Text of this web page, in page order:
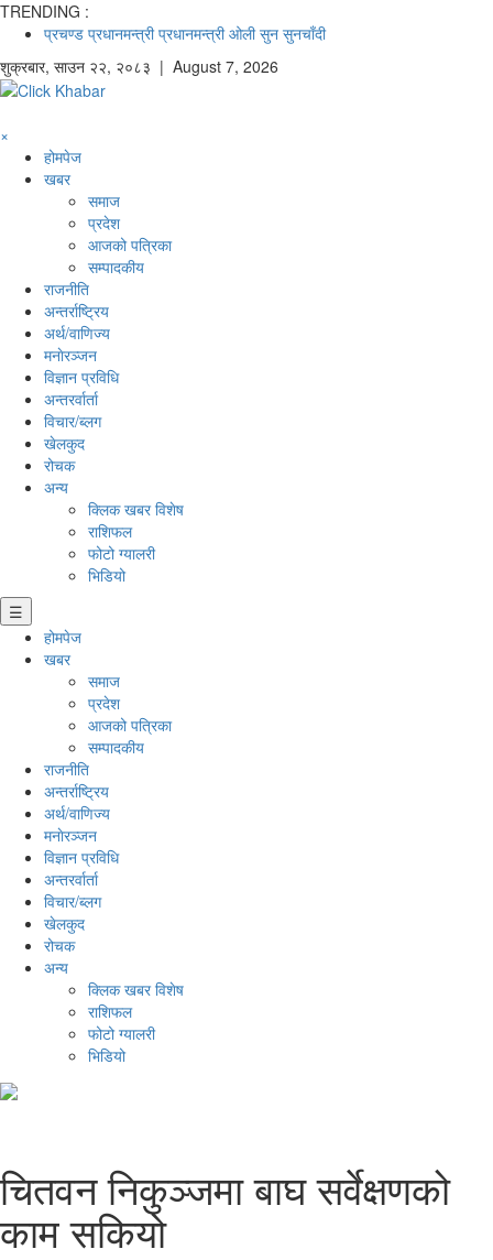
TRENDING :
प्रचण्ड प्रधानमन्त्री प्रधानमन्त्री ओली सुन सुनचाँदी
शुक्रबार, साउन २२, २०८३ | August 7, 2026
×
होमपेज
खबर
समाज
प्रदेश
आजको पत्रिका
सम्पादकीय
राजनीति
अन्तर्राष्ट्रिय
अर्थ/वाणिज्य
मनाेरञ्जन
विज्ञान प्रविधि
अन्तरर्वार्ता
विचार/ब्लग
खेलकुद
रोचक
अन्य
क्लिक खबर विशेष
राशिफल
फोटो ग्यालरी
भिडियो
☰
होमपेज
खबर
समाज
प्रदेश
आजको पत्रिका
सम्पादकीय
राजनीति
अन्तर्राष्ट्रिय
अर्थ/वाणिज्य
मनाेरञ्जन
विज्ञान प्रविधि
अन्तरर्वार्ता
विचार/ब्लग
खेलकुद
रोचक
अन्य
क्लिक खबर विशेष
राशिफल
फोटो ग्यालरी
भिडियो
चितवन निकुञ्जमा बाघ सर्वेक्षणको
काम सकियो